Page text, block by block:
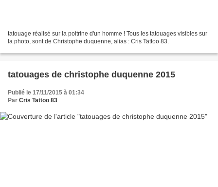
​tatouage réalisé sur la poitrine d'un homme ! Tous les tatouages visibles sur
la photo, sont de Christophe duquenne, alias : Cris Tattoo 83. ​
tatouages de christophe duquenne 2015
Publié le 17/11/2015 à 01:34
Par Cris Tattoo 83